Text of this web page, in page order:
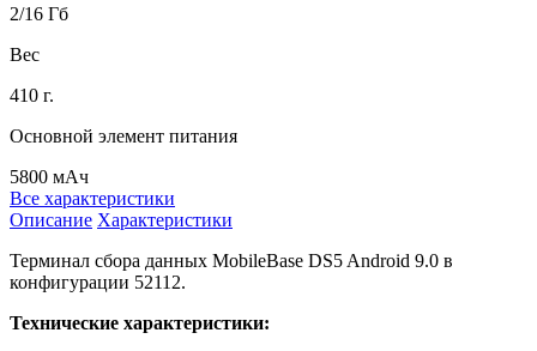
2/16 Гб
Вес
410 г.
Основной элемент питания
5800 мАч
Все характеристики
Описание Характеристики
Терминал сбора данных MobileBase DS5 Android 9.0 в
конфигурации 52112.
Технические характеристики: